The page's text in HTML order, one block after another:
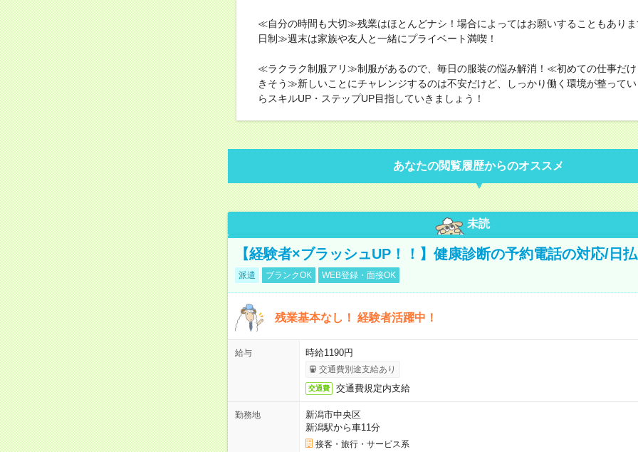
≪自分の時間も大切≫残業はほとんどナシ！場合によってはお願いすることもあり
日制≫週末は家族や友人と一緒にプライベート満喫！
≪ラクラク制服アリ≫制服があるので、毎日の服装の悩み解消！≪初めての仕事だけ
きそう≫新しいことにチャレンジするのは不安だけど、しっかり働く環境が整って
らスキルUP・ステップUP目指していきましょう！
あなたの閲覧履歴からのオススメ
未読
【経験者×ブラッシュUP！！】健康診断の予約電話の対応/日
派遣 ブランクOK WEB登録・面接OK
残業基本なし！ 経験者活躍中！
給与 時給1190円
交通費別途支給あり
交通費 交通費規定内支給
勤務地
新潟市中央区
新潟駅から車11分
接客・旅行・サービス系